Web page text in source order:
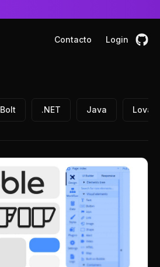
Contacto Login
Bolt .NET Java